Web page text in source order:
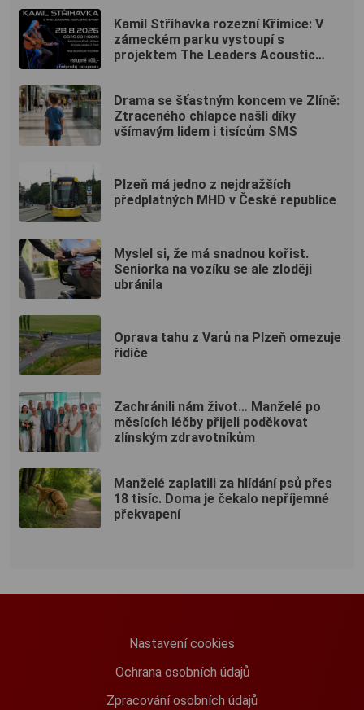
Kamil Střihavka rozezní Křimice: V
zámeckém parku vystoupí s
projektem The Leaders Acoustic
Drama se šťastným koncem ve Zlíně:
Ztraceného chlapce našli díky
všímavým lidem i tisícům SMS
Plzeň má jedno z nejdražších
předplatných MHD v České republice
Myslel si, že má snadnou kořist.
Seniorka na vozíku se ale zloději
ubránila
Oprava tahu z Varů na Plzeň omezuje
řidiče
Zachránili nám život… Manželé po
měsících léčby přijeli poděkovat
zlínským zdravotníkům
Manželé zaplatili za hlídání psů přes
18 tisíc. Doma je čekalo nepříjemné
překvapení
Nastavení cookies
Ochrana osobních údajů
Zpracování osobních údajů